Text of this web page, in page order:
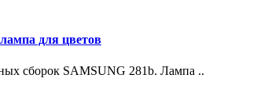
для цветов
сборок SAMSUNG 281b. Лампа ..